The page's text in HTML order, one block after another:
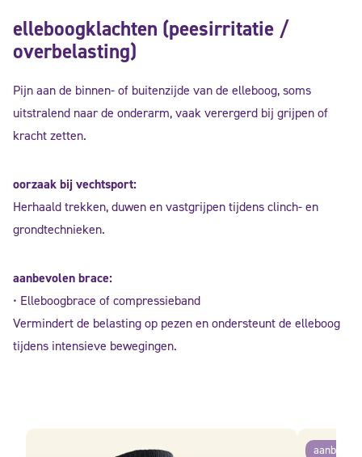
elleboogklachten (peesirritatie /
overbelasting)
Pijn aan de binnen- of buitenzijde van de elleboog, soms
uitstralend naar de onderarm, vaak verergerd bij grijpen of
kracht zetten.
oorzaak bij vechtsport:
Herhaald trekken, duwen en vastgrijpen tijdens clinch- en
grondtechnieken.
aanbevolen brace:
• Elleboogbrace of compressieband
Vermindert de belasting op pezen en ondersteunt de elleboog
tijdens intensieve bewegingen.